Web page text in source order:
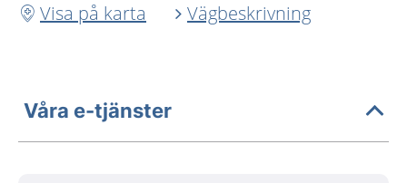
Visa på karta
Vägbeskrivning
Våra e-tjänster